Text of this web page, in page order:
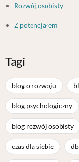
Rozwój osobisty
Z potencjałem
Tagi
blog o rozwoju
blog psychologiczny
blog rozwój osobisty
czas dla siebie